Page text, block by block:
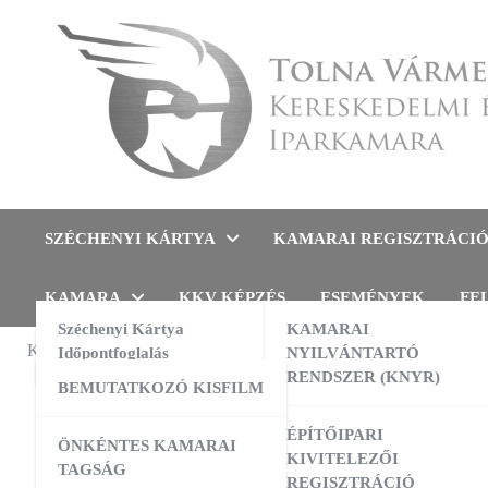
Tolna Vármegyei
SZÉCHENYI KÁRTYA
Széchenyi Kártya
Időpontfoglalás
KAMARAI REGISZTRÁCIÓ
KAMARAI
NYILVÁNTARTÓ
RENDSZER (KNYR)
ÉPÍTŐIPARI
KIVITELEZŐI
REGISZTRÁCIÓ
KAMARA
BEMUTATKOZÓ KISFILM
ÖNKÉNTES KAMARAI
TAGSÁG
KKV KÉPZÉS ESEMÉNYEK
KAMARAI ESEMÉNYEK
AI a nyelvtanulás szolgálatában –
gyakorlati workshop